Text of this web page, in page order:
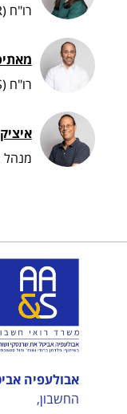
רו"ח (US ,ISR), שותפה מח' מיסוי ארה"ב
רו"ח (US) בכיר, מח' מיסוי ארה"ב
מנהל
אבולעפיה
החשבון,